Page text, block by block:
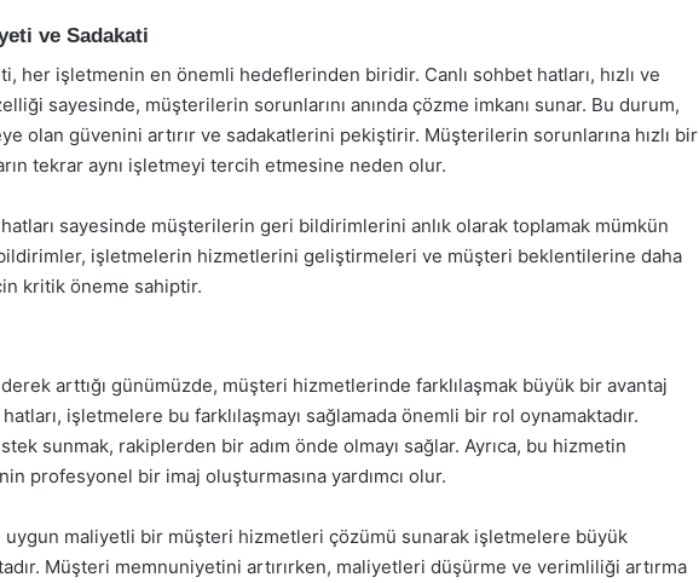
ve Sadakati
her işletmenin en önemli hedeflerinden biridir. Canlı sohbet hatları, hızlı ve
sayesinde, müşterilerin sorunlarını anında çözme imkanı sunar. Bu durum,
olan güvenini artırır ve sadakatlerini pekiştirir. Müşterilerin sorunlarına hızlı bir
tekrar aynı işletmeyi tercih etmesine neden olur.
hatları sayesinde müşterilerin geri bildirimlerini anlık olarak toplamak mümkün
işletmelerin hizmetlerini geliştirmeleri ve müşteri beklentilerine daha
kritik öneme sahiptir.
arttığı günümüzde, müşteri hizmetlerinde farklılaşmak büyük bir avantaj
işletmelere bu farklılaşmayı sağlamada önemli bir rol oynamaktadır.
sunmak, rakiplerden bir adım önde olmayı sağlar. Ayrıca, bu hizmetin
profesyonel bir imaj oluşturmasına yardımcı olur.
uygun maliyetli bir müşteri hizmetleri çözümü sunarak işletmelere büyük
Müşteri memnuniyetini artırırken, maliyetleri düşürme ve verimliliği artırma